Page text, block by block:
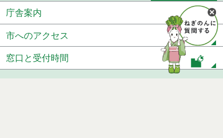
庁舎案内
市へのアクセス
窓口と受付時間